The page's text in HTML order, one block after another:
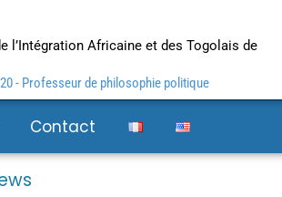
l’Intégration Africaine et des Togolais de
- Professeur de philosophie politique
Contact